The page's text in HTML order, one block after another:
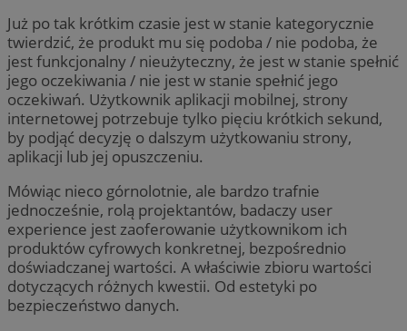
Już po tak krótkim czasie jest w stanie kategorycznie
twierdzić, że produkt mu się podoba / nie podoba, że
jest funkcjonalny / nieużyteczny, że jest w stanie spełnić
jego oczekiwania / nie jest w stanie spełnić jego
oczekiwań. Użytkownik aplikacji mobilnej, strony
internetowej potrzebuje tylko pięciu krótkich sekund,
by podjąć decyzję o dalszym użytkowaniu strony,
aplikacji lub jej opuszczeniu.
Mówiąc nieco górnolotnie, ale bardzo trafnie
jednocześnie, rolą projektantów, badaczy user
experience jest zaoferowanie użytkownikom ich
produktów cyfrowych konkretnej, bezpośrednio
doświadczanej wartości. A właściwie zbioru wartości
dotyczących różnych kwestii. Od estetyki po
bezpieczeństwo danych.